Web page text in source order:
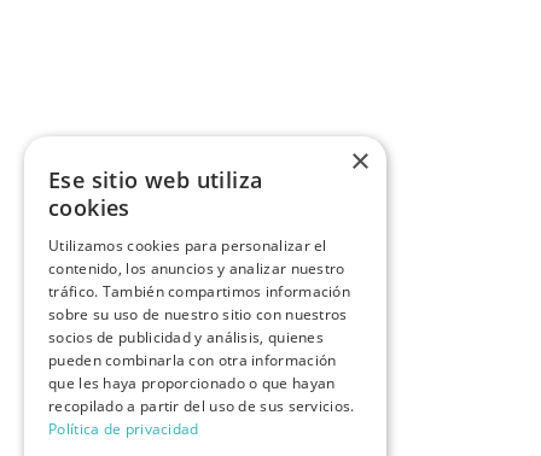
×
Ese sitio web utiliza
cookies
Utilizamos cookies para personalizar el
contenido, los anuncios y analizar nuestro
tráfico. También compartimos información
sobre su uso de nuestro sitio con nuestros
socios de publicidad y análisis, quienes
pueden combinarla con otra información
que les haya proporcionado o que hayan
recopilado a partir del uso de sus servicios.
Política de privacidad